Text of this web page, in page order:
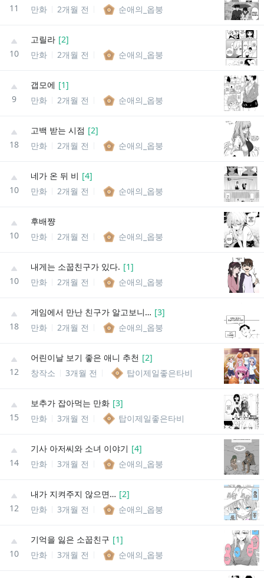
11
만화
2개월 전 순애의_옵붕
10
고릴라 [2]
만화
2개월 전 순애의_옵붕
9
갭모에 [1]
만화
2개월 전 순애의_옵붕
18
고백 받는 시점 [2]
만화
2개월 전 순애의_옵붕
10
네가 온 뒤 비 [4]
만화
2개월 전 순애의_옵붕
10
후배쨩
만화
2개월 전 순애의_옵붕
10
내게는 소꿉친구가 있다. [1]
만화
2개월 전 순애의_옵붕
18
게임에서 만난 친구가 알고보니… [3]
만화
2개월 전 순애의_옵붕
12
어린이날 보기 좋은 애니 추천 [2]
창작소
3개월 전 탑이제일좋은타비
15
보추가 잡아먹는 만화 [3]
만화
3개월 전 탑이제일좋은타비
14
기사 아저씨와 소녀 이야기 [4]
만화
3개월 전 순애의_옵붕
12
내가 지켜주지 않으면… [2]
만화
3개월 전 순애의_옵붕
10
기억을 잃은 소꿉친구 [1]
만화
3개월 전 순애의_옵붕